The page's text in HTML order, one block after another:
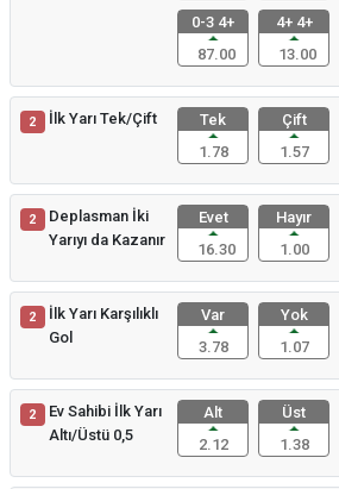
0-3 4+
87.00
4+ 4+
13.00
2 İlk Yarı Tek/Çift
Tek
1.78
Çift
1.57
2
Deplasman İki
Yarıyı da Kazanır
Evet
16.30
Hayır
1.00
2
İlk Yarı Karşılıklı
Gol
Var
3.78
Yok
1.07
2
Ev Sahibi İlk Yarı
Altı/Üstü 0,5
Alt
2.12
Üst
1.38